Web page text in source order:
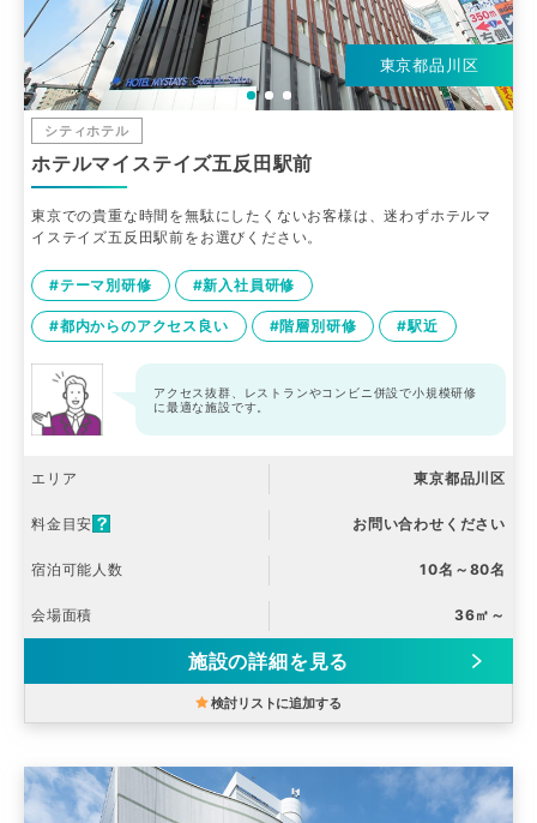
東京都品川区
シティホテル
ホテルマイステイズ五反田駅前
東京での貴重な時間を無駄にしたくないお客様は、迷わずホテルマ
イステイズ五反田駅前をお選びください。
#テーマ別研修 #新入社員研修
#都内からのアクセス良い #階層別研修 #駅近
アクセス抜群、レストランやコンビニ併設で小規模研修
に最適な施設です。
エリア 東京都品川区
料金目安 お問い合わせください
宿泊可能人数 10名～80名
会場面積 36㎡～
施設の詳細を見る
検討リストに追加する